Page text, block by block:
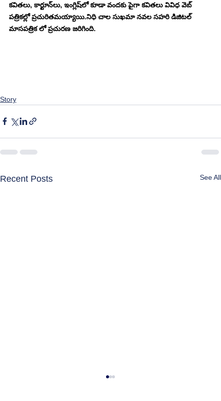
కవితలు, కార్టూన్‌లు, ఇంగ్లిష్‌లో కూడా వంద‌కు పైగా క‌విత‌లు వివిధ వెబ్
ప‌త్రిక‌ల్లో ప్ర‌చురిత‌మ‌య్యాయి.నిధి చాల సుఖమా నవల సహరి డిజిటల్
మాసపత్రిక లో ప్రచురణ జరిగింది.
Story
Recent Posts See All